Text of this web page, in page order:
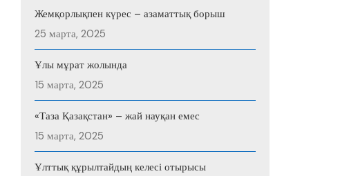
Жемқорлықпен күрес – азаматтық борыш
25 марта, 2025
Ұлы мұрат жолында
15 марта, 2025
«Таза Қазақстан» – жай науқан емес
15 марта, 2025
Ұлттық құрылтайдың келесі отырысы